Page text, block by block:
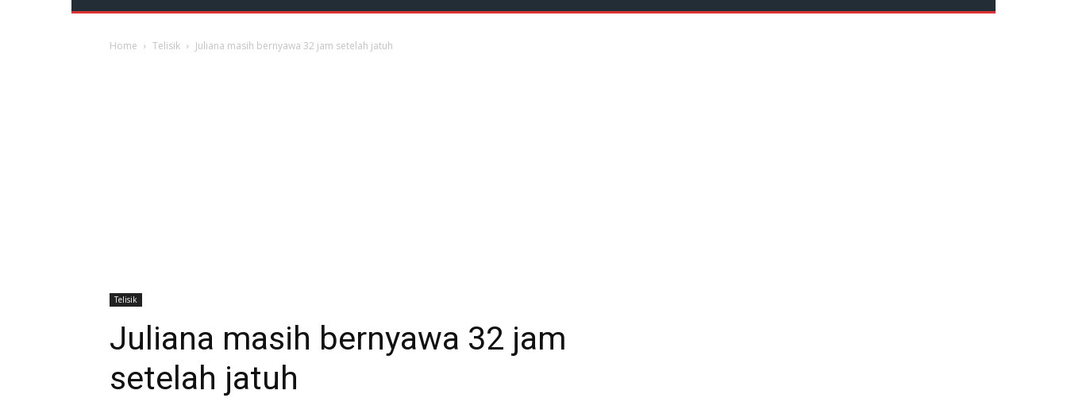
Home Telisik Juliana masih bernyawa 32 jam setelah jatuh
Telisik
Juliana masih bernyawa 32 jam
setelah jatuh